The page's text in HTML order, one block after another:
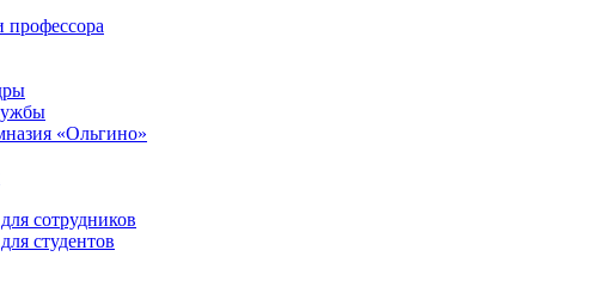
профессора
«Ольгино»
сотрудников
студентов